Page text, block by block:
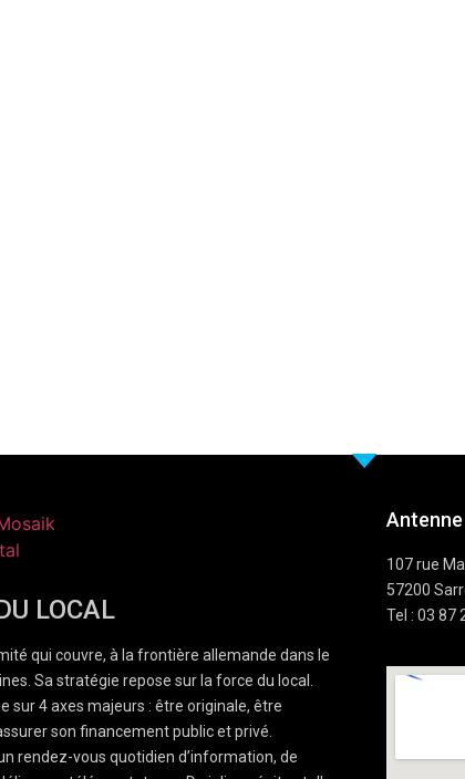
LOCAL
qui couvre, à la frontière allemande dans le
Sa stratégie repose sur la force du local.
sur 4 axes majeurs : être originale, être
son financement public et privé.
rendez-vous quotidien d’information, de
107 rue
57200
Tel : 03 87